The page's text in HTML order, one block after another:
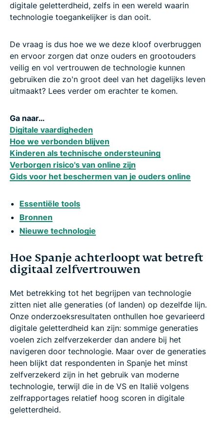
digitale geletterdheid, zelfs in een wereld waarin
technologie toegankelijker is dan ooit.
De vraag is dus hoe we we deze kloof overbruggen
en ervoor zorgen dat onze ouders en grootouders
veilig en vol vertrouwen de technologie kunnen
gebruiken die zo'n groot deel van het dagelijks leven
uitmaakt? Lees verder om erachter te komen.
Ga naar…
Digitale vaardigheden
Hoe we verbonden blijven
Kinderen als technische ondersteuning
Verborgen risico's van online zijn
Gids voor het beschermen van je ouders online
Essentiële tools
Bronnen
Nieuwe technologie
Hoe Spanje achterloopt wat betreft
digitaal zelfvertrouwen
Met betrekking tot het begrijpen van technologie
zitten niet alle generaties (of landen) op dezelfde lijn.
Onze onderzoeksresultaten onthullen hoe gevarieerd
digitale geletterdheid kan zijn: sommige generaties
voelen zich zelfverzekerder dan andere bij het
navigeren door technologie. Maar over de generaties
heen blijkt dat respondenten in Spanje het minst
zelfverzekerd zijn in het gebruik van moderne
technologie, terwijl die in de VS en Italië volgens
zelfrapportages relatief hoog scoren in digitale
geletterdheid.